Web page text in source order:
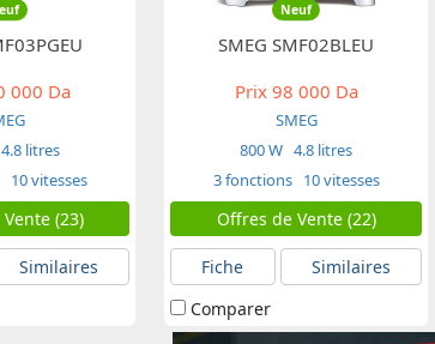
000 Da
4.8 litres
10 vitesses
(23)
Similaires
Neuf
SMEG SMF02BLEU
Prix98 000 Da
SMEG
800 W 4.8 litres
3 fonctions 10 vitesses
Offres de Vente (22)
Fiche
Similaires
Comparer